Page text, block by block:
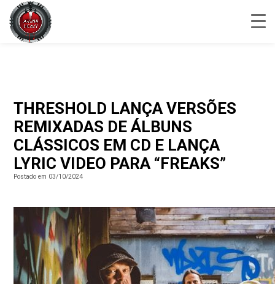
THRESHOLD LANÇA VERSÕES
REMIXADAS DE ÁLBUNS
CLÁSSICOS EM CD E LANÇA
LYRIC VIDEO PARA “FREAKS”
Postado em 03/10/2024